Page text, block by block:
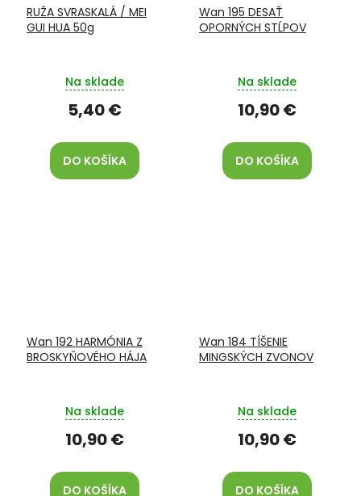
RUŽA SVRASKALÁ / MEI
GUI HUA 50g
Na sklade
5,40 €
DO KOŠÍKA
Wan 195 DESAŤ
OPORNÝCH STĹPOV
Na sklade
10,90 €
DO KOŠÍKA
Wan 192 HARMÓNIA Z
BROSKYŇOVÉHO HÁJA
Na sklade
10,90 €
DO KOŠÍKA
Wan 184 TÍŠENIE
MINGSKÝCH ZVONOV
Na sklade
10,90 €
DO KOŠÍKA